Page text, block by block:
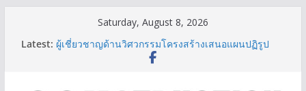
Saturday, August 8, 2026
Latest: ผู้เชี่ยวชาญด้านวิศวกรรมโครงสร้างเสนอแผนปฏิรูป
มาตรฐานตั้งแต่การออกแบบถึงการตรวจสอบอาคารไทย